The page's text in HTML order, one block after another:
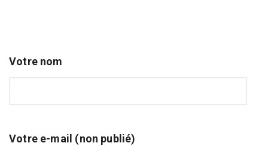
Votre nom
Votre e-mail (non publié)